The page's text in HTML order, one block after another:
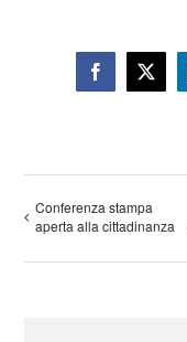
Facebook
X
Conferenza stampa
aperta alla cittadinanza